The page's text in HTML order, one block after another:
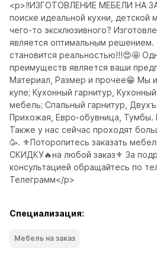
<p>‼️ИЗГОТОВЛЕНИЕ МЕБЕЛИ НА
поиске идеальной кухни, детской
чего-то эксклюзивного?
является оптимальным
становится реальностью!!!😍🤩
преимуществ является ваши
Материал, Размер и прочее😁 Мы
купе; Кухонный гарнитур,
мебель; Спальный гарнитур,
Прихожая, Евро-обувница, Тумбы.
Также у нас сейчас проходят
🥳. ⚜️Поторопитесь заказать
СКИДКУ🔥на любой заказ⚜️ За
консультацией обращайтесь по
Телеграмм</p>
Специализация:
Мебель на заказ